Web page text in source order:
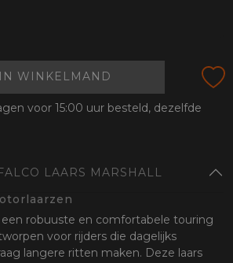
WINKELMAND
voor 15:00 uur besteld, dezelfde
LAARS MARSHALL
een robuuste en comfortabele touring
voor rijders die dagelijks
langere ritten maken. Deze laars